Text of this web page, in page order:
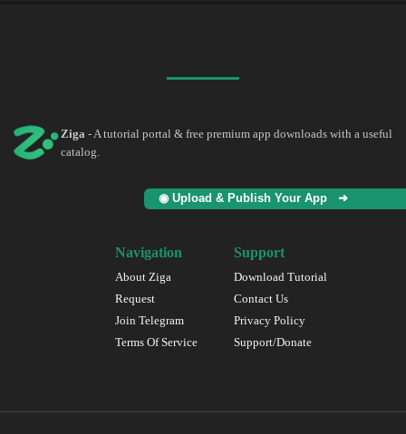
Ziga - A tutorial portal & free premium app downloads with a useful
catalog.
◉ Upload & Publish Your App ➜
Navigation
About Ziga
Request
Join Telegram
Terms Of Service
Support
Download Tutorial
Contact Us
Privacy Policy
Support/Donate